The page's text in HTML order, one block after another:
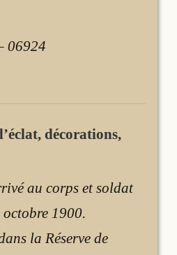
06924
décorations,
au corps et soldat
1900.
la Réserve de